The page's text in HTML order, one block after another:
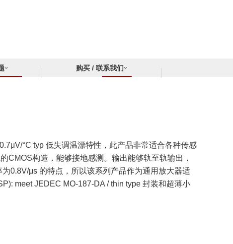
购买 / 联系我们
°C typ 低失调温漂特性，此产品非常适合各种传感
CMOS构造，能够接地感测。输出能够轨至轨输出，
0.8V/μs 的特点，所以该系列产品作为通用放大器适
meet JEDEC MO-187-DA / thin type 封装和超薄小